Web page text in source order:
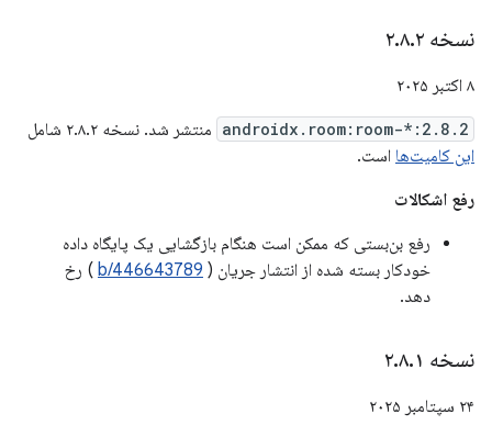
نسخه ۲ .۸.۲
۸ اکتبر ۲۰۲۵
androidx.room:room-*:2.8.2 منتشر شد. نسخه ۲.۸.۲ شامل
این کامیت‌ها است.
رفع اشکالات
رفع بن‌بستی که ممکن است هنگام بازگشایی یک پایگاه داده
خودکار بسته شده از انتشار جریان ( b/446643789 ) رخ
دهد.
نسخه ۲ .۸.۱
۲۴ سپتامبر ۲۰۲۵